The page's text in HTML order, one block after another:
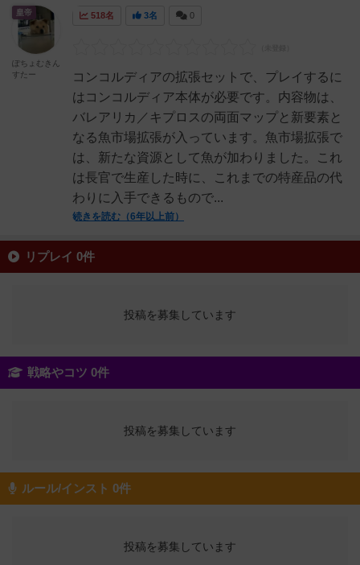
518名 3名 0
コンコルディアの拡張セットで、プレイするに
はコンコルディア本体が必要です。内容物は、
バレアリカ／キプロスの両面マップと新要素と
なる魚市場拡張が入っています。魚市場拡張で
は、新たな資源として魚が加わりました。これ
は長官で生産した時に、これまでの特産品の代
わりに入手できるもので...
続きを読む（6年以上前）
皇帝
ぽちょむきん
すたー
リプレイ 0件
投稿を募集しています
戦略やコツ 0件
投稿を募集しています
ルール/インスト 0件
投稿を募集しています